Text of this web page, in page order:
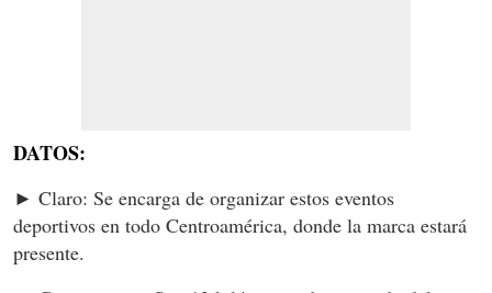
DATOS:
► Claro: Se encarga de organizar estos eventos
deportivos en todo Centroamérica, donde la marca estará
presente.